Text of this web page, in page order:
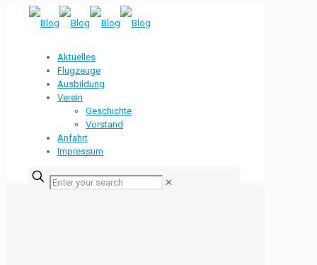
Aktuelles
Flugzeuge
Ausbildung
Verein
Geschichte
Vorstand
Anfahrt
Impressum
✕